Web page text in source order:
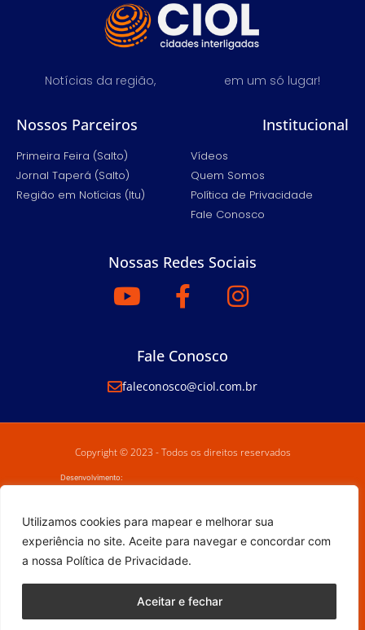
Utilizamos cookies para mapear e melhorar sua
experiência no site. Aceite para navegar e concordar com
a nossa Política de Privacidade.
Aceitar e fechar
Notícias da região, em um só lugar!
Nossos Parceiros
Primeira Feira (Salto)
Jornal Taperá (Salto)
Região em Notícias (Itu)
Institucional
Vídeos
Quem Somos
Política de Privacidade
Fale Conosco
Nossas Redes Sociais
Fale Conosco
faleconosco@ciol.com.br
Copyright © 2023 - Todos os direitos reservados
Desenvolvimento: